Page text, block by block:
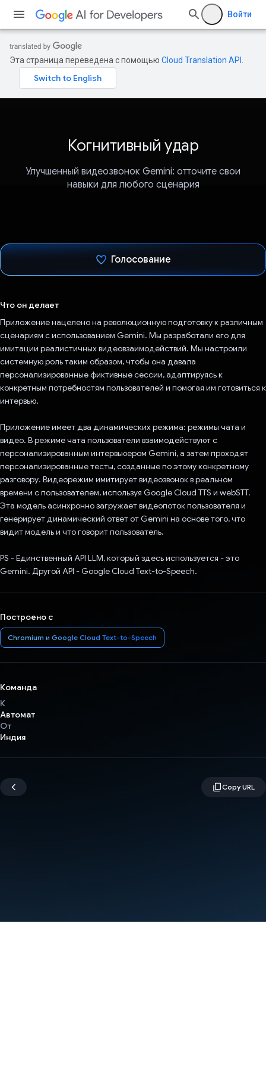
Войти
Эта страница переведена с помощью Cloud Translation API
Когнитивный удар
Улучшенный видеозвонок Gemini: отточите свои
навыки для любого сценария
Голосование
Что он делает
Приложение нацелено на революционную подготовку к различным
сценариям с использованием Gemini. Мы разработали его для
имитации реалистичных видеовзаимодействий. Мы настроили
системную роль таким образом, чтобы она давала
персонализированные фиктивные сессии, адаптируясь к
конкретным потребностям пользователей и помогая им готовиться к
интервью.
Приложение имеет два динамических режима: режимы чата и
видео. В режиме чата пользователи взаимодействуют с
персонализированным интервьюером Gemini, а затем проходят
персонализированные тесты, созданные по этому конкретному
разговору. Видеорежим имитирует видеозвонок в реальном
времени с пользователем, используя Google Cloud TTS и webSTT.
Эта модель асинхронно загружает видеопоток пользователя и
генерирует динамический ответ от Gemini на основе того, что
видит модель и что говорит пользователь.
PS - Единственный API LLM, который здесь используется - это
Gemini. Другой API - Google Cloud Text-to-Speech.
Построено с
Chromium и Google Cloud Text-to-Speech
Команда
К
Автомат
От
Индия